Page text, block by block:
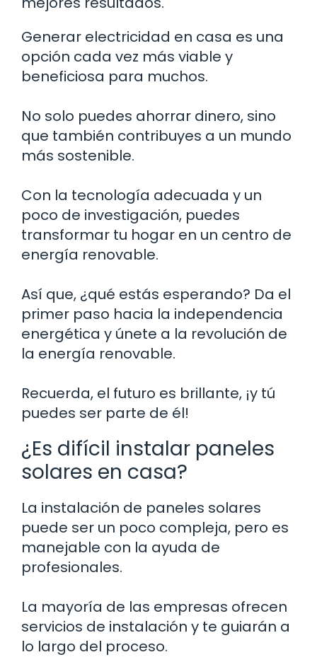
Generar electricidad en casa es una
opción cada vez más viable y
beneficiosa para muchos.
No solo puedes ahorrar dinero, sino
que también contribuyes a un mundo
más sostenible.
Con la tecnología adecuada y un
poco de investigación, puedes
transformar tu hogar en un centro de
energía renovable.
Así que, ¿qué estás esperando? Da el
primer paso hacia la independencia
energética y únete a la revolución de
la energía renovable.
Recuerda, el futuro es brillante, ¡y tú
puedes ser parte de él!
¿Es difícil instalar paneles
solares en casa?
La instalación de paneles solares
puede ser un poco compleja, pero es
manejable con la ayuda de
profesionales.
La mayoría de las empresas ofrecen
servicios de instalación y te guiarán a
lo largo del proceso.